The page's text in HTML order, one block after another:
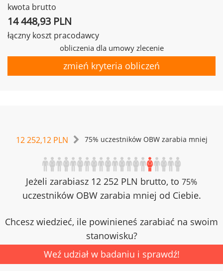
kwota brutto
14 448,93 PLN
łączny koszt pracodawcy
obliczenia dla umowy zlecenie
zmień kryteria obliczeń
12 252,12 PLN 75% uczestników OBW zarabia mniej
Jeżeli zarabiasz 12 252 PLN brutto, to 75%
uczestników OBW zarabia mniej od Ciebie.
Chcesz wiedzieć, ile powinieneś zarabiać na swoim
stanowisku?
Weź udział w badaniu i sprawdź!